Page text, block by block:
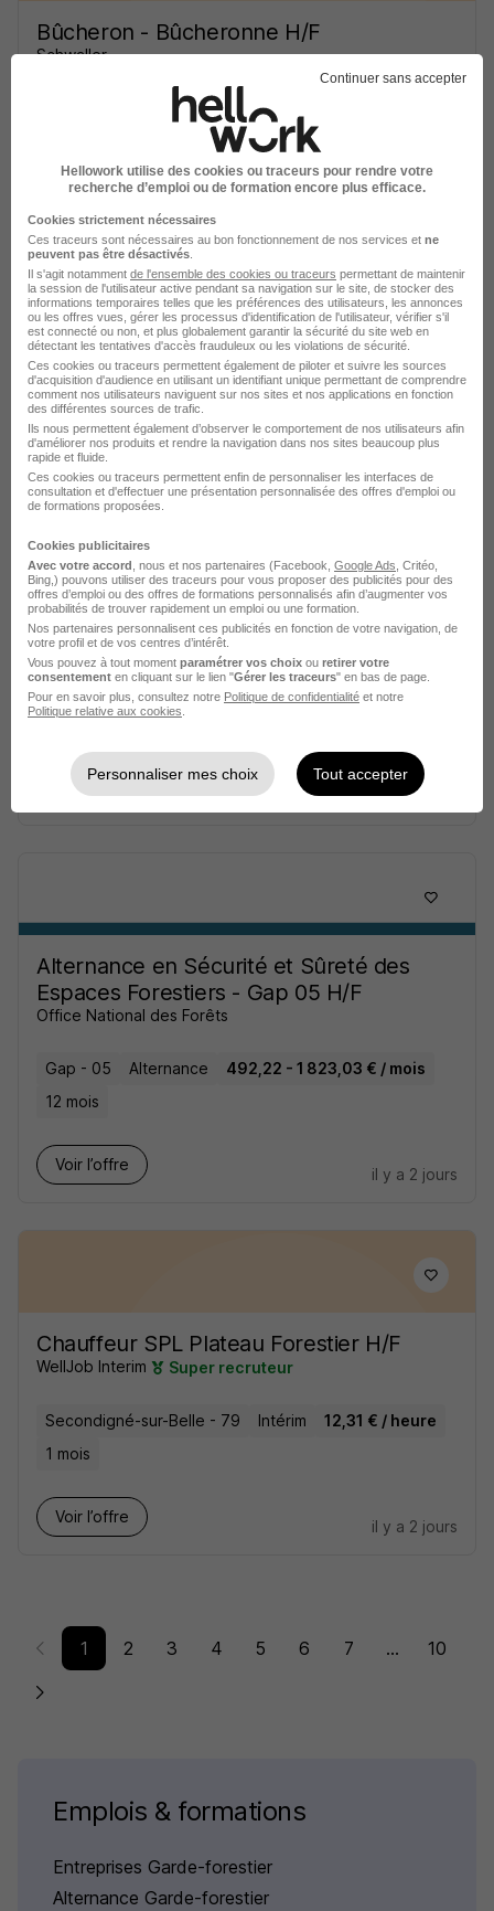
Bûcheron - Bûcheronne H/F
Schwaller
CDD
Voir l’offre
il y a 7 heures
Sylviculteur - Sylvicultrice H/F
Fouilloy - 60 CDI 1 868 € / mois
Voir l’offre
il y a 16 heures
Bûcheron - Bûcheronne H/F
la Forestiere des Vosges
Neufchâteau - 88
Voir l’offre
il y a 17 heures
Alternance en Sécurité et Sûreté des
Espaces Forestiers - Gap 05 H/F
Office National des Forêts
Gap - 05 Alternance
492,22 - 1 823,03 € / mois
12 mois
Voir l’offre
il y a 2 jours
Chauffeur SPL Plateau Forestier H/F
WellJob Interim Super recruteur
Secondigné-sur-Belle - 79 Intérim
12,31 € / heure
1 mois
Voir l’offre
il y a 2 jours
1 2 3 4 5 6 7 ... 10
Emplois & formations
Entreprises Garde-forestier
Alternance Garde-forestier
Continuer sans accepter
Hellowork utilise des cookies ou traceurs pour rendre votre
recherche d’emploi ou de formation encore plus efficace.
Cookies strictement nécessaires
Ces traceurs sont nécessaires au bon fonctionnement de nos services et ne
peuvent pas être désactivés
Il s'agit notamment de l'ensemble des cookies ou traceurs permettant de maintenir
la session de l'utilisateur active pendant sa navigation sur le site, de stocker des
informations temporaires telles que les préférences des utilisateurs, les annonces
ou les offres vues, gérer les processus d'identification de l'utilisateur, vérifier s'il
est connecté ou non, et plus globalement garantir la sécurité du site web en
détectant les tentatives d'accès frauduleux ou les violations de sécurité.
Ces cookies ou traceurs permettent également de piloter et suivre les sources
d'acquisition d'audience en utilisant un identifiant unique permettant de comprendre
comment nos utilisateurs naviguent sur nos sites et nos applications en fonction
des différentes sources de trafic.
Ils nous permettent également d’observer le comportement de nos utilisateurs afin
d'améliorer nos produits et rendre la navigation dans nos sites beaucoup plus
rapide et fluide.
Ces cookies ou traceurs permettent enfin de personnaliser les interfaces de
consultation et d'effectuer une présentation personnalisée des offres d'emploi ou
de formations proposées.
Cookies publicitaires
Avec votre accord , nous et nos partenaires (Facebook, Google Ads , Critéo,
Bing,) pouvons utiliser des traceurs pour vous proposer des publicités pour des
offres d’emploi ou des offres de formations personnalisés afin d’augmenter vos
probabilités de trouver rapidement un emploi ou une formation.
Nos partenaires personnalisent ces publicités en fonction de votre navigation, de
votre profil et de vos centres d’intérêt.
Vous pouvez à tout moment paramétrer vos choix ou retirer votre
consentement en cliquant sur le lien "Gérer les traceurs" en bas de page.
Pour en savoir plus, consultez notre Politique de confidentialité et notre
Politique relative aux cookies
Personnaliser mes choix Tout accepter